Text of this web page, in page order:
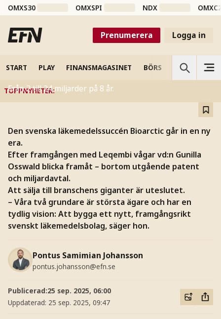
OMXS30 OMXSPI NDX
Prenumerera Logga in
START PLAY FINANSMAGASINET BÖRS VETENSKAP
TOPPNYHETER:
INTERVJU
Succébolaget Bioarctics
plan: ”Enorm potential”
Från 2 till 24 miljarder på 8 år.
Den svenska läkemedelssuccén Bioarctic går in en ny
era.
Efter framgången med Leqembi vågar vd:n Gunilla
Osswald blicka framåt – bortom utgående patent
och miljardavtal.
Att sälja till branschens giganter är uteslutet.
– Våra två grundare är största ägare och har en
tydlig vision: Att bygga ett nytt, framgångsrikt
svenskt läkemedelsbolag, säger hon.
Pontus Samimian Johansson
pontus.johansson@efn.se
Publicerad:25 sep. 2025, 06:00
Uppdaterad: 25 sep. 2025, 09:47